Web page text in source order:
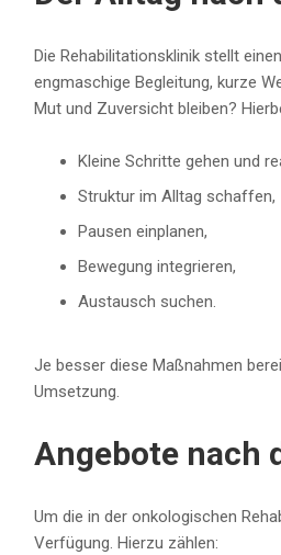
Die Rehabilitationsklinik stellt
engmaschige Begleitung, kurze
Mut und Zuversicht bleiben?
Kleine Schritte gehen und
Struktur im Alltag schaffen,
Pausen einplanen,
Bewegung integrieren,
Austausch suchen.
Je besser diese Maßnahmen
Umsetzung.
Angebote nach
Um die in der onkologischen
Verfügung. Hierzu zählen: